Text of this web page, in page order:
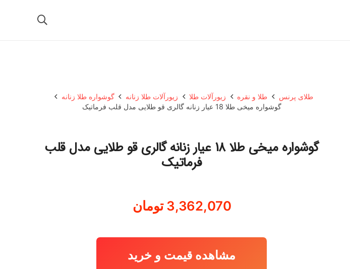
طلای پرنس طلا و نقره زیورآلات طلا زیورآلات طلا زنانه
گوشواره طلا زنانه
گوشواره میخی طلا 18 عیار زنانه گالری قو طلایی مدل قلب فرماتیک
گوشواره میخی طلا 18 عیار زنانه گالری قو طلایی مدل قلب
فرماتیک
3,362,070 تومان
مشاهده قیمت و خرید